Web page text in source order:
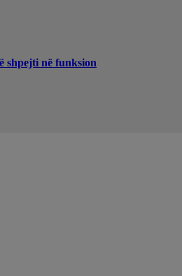
shpejti në funksion